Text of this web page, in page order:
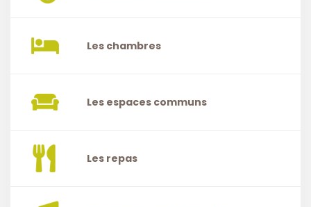
Les chambres
Les espaces communs
Les repas